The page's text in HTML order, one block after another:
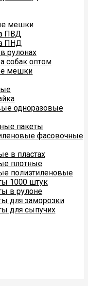
мешки
ПВД
ПНД
рулонах
собак оптом
мешки
одноразовые
пакеты
фасовочные
в пластах
плотные
полиэтиленовые
1000 штук
в рулоне
для заморозки
для сыпучих